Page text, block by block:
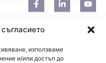
използваме
и/или достъп до